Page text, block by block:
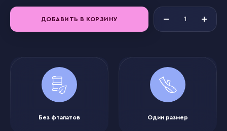
ДОБАВИТЬ В КОРЗИНУ
Без фталатов Один размер